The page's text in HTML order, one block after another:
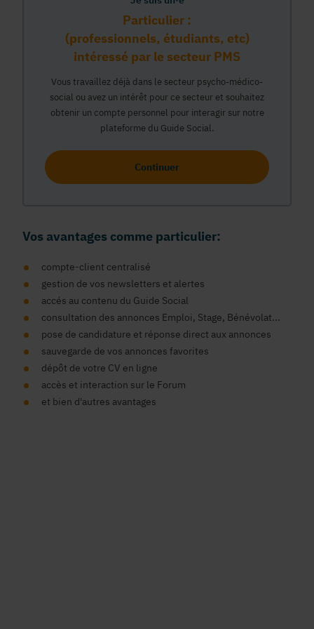
Particulier :
(professionnels, étudiants, etc)
intéressé par le secteur PMS
Vous travaillez déjà dans le secteur psycho-médico-
social ou avez un intérêt pour ce secteur et souhaitez
obtenir un compte personnel pour interagir sur notre
plateforme du Guide Social.
Continuer
Vos avantages comme particulier:
compte-client centralisé
gestion de vos newsletters et alertes
accés au contenu du Guide Social
consultation des annonces Emploi, Stage, Bénévolat...
pose de candidature et réponse direct aux annonces
sauvegarde de vos annonces favorites
dépôt de votre CV en ligne
accès et interaction sur le Forum
et bien d'autres avantages